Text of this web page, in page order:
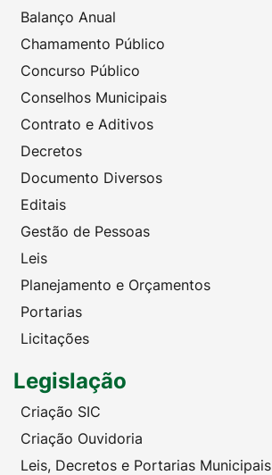
Balanço Anual
Chamamento Público
Concurso Público
Conselhos Municipais
Contrato e Aditivos
Decretos
Documento Diversos
Editais
Gestão de Pessoas
Leis
Planejamento e Orçamentos
Portarias
Licitações
Legislação
Criação SIC
Criação Ouvidoria
Leis, Decretos e Portarias Municipais